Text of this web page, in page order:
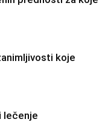
koje
lečenje